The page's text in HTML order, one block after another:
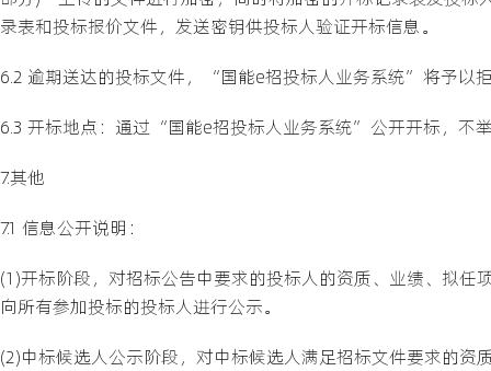
录表和投标报价文件，发送密钥供投标人验证开标信息。
6.2 逾期送达的投标文件，“国能e招投标人业务系统”将予以
6.3 开标地点：通过“国能e招投标人业务系统”公开开标，不
7.其他
7.1 信息公开说明：
(1)开标阶段，对招标公告中要求的投标人的资质、业绩、拟
向所有参加投标的投标人进行公示。
(2)中标候选人公示阶段，对中标候选人满足招标文件要求的